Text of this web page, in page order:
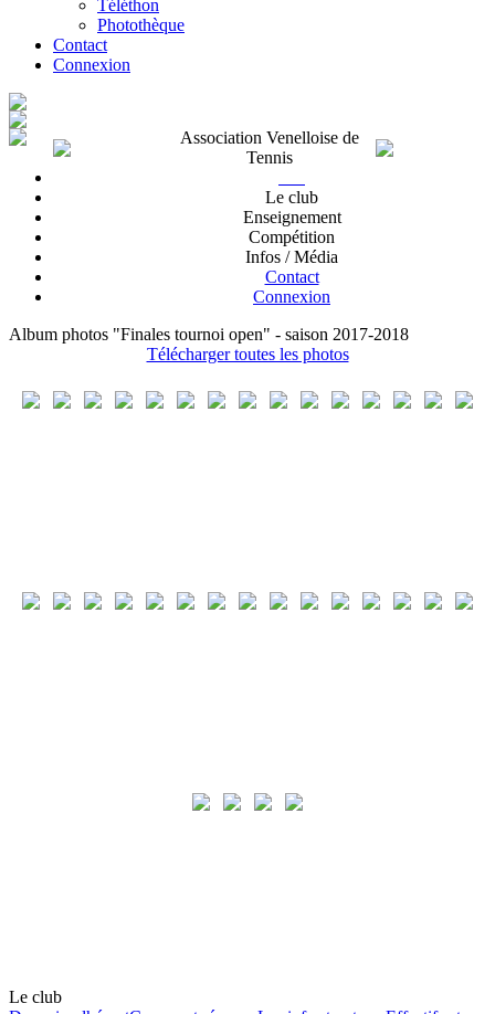
Téléthon
Photothèque
Contact
Connexion
Association Venelloise de
Tennis
Le club
Enseignement
Compétition
Infos / Média
Contact
Connexion
Album photos "Finales tournoi open" - saison 2017-2018
Télécharger toutes les photos
Le club